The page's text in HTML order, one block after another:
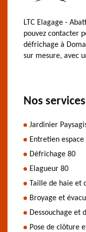
LTC Elagage -
pouvez contacter
défrichage à
sur mesure, avec
Nos services
Jardinier
Entretien
Défrichage 80
Elagueur 80
Taille de haie et
Broyage et
Dessouchage et
Pose de clôture